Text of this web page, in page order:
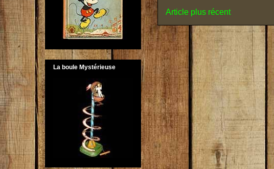
Article plus récent
La boule Mystérieuse